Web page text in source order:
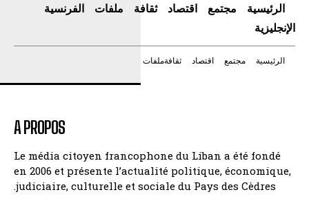
الرئيسية مجتمع اقتصاد ثقافة ملفات
الفرنسية
الإنجليزية
الرئيسية مجتمع اقتصاد ثقافةملفات
A PROPOS
Le média citoyen francophone du Liban a été fondé
en 2006 et présente l’actualité politique, économique,
judiciaire, culturelle et sociale du Pays des Cèdres.